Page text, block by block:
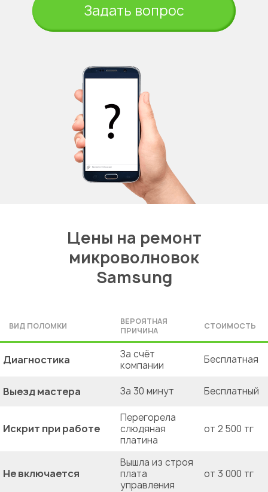
Задать вопрос
Цены на ремонт
микроволновок
Samsung
ВИД ПОЛОМКИ
ВЕРОЯТНАЯ
ПРИЧИНА
СТОИМОСТЬ
Диагностика
За счёт
компании
Бесплатная
Выезд мастера За 30 минут Бесплатный
Искрит при работе
Перегорела
слюдяная
платина
от 2 500 тг
Не включается
Вышла из строя
плата
управления
от 3 000 тг